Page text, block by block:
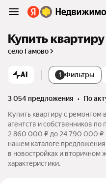
Купить
село Гамово
AI 1 Фильтры
3 054 предложения •
по
Купить квартиру с ремонтом
агентств и собственников
2 860 000 ₽ до 24 790 000 ₽
нашем каталоге
в новостройках и вторичном
характеристики.